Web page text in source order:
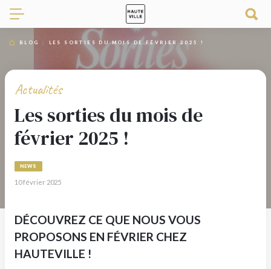
BLOG LES SORTIES DU MOIS DE FÉVRIER 2025 !
Actualités
Les sorties du mois de
février 2025 !
NEWS
10 février 2025
DÉCOUVREZ CE QUE NOUS VOUS
PROPOSONS EN FÉVRIER CHEZ
HAUTEVILLE !